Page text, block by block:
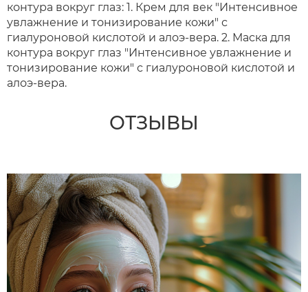
контура вокруг глаз: 1. Крем для век "Интенсивное
увлажнение и тонизирование кожи" с
гиалуроновой кислотой и алоэ-вера. 2. Маска для
контура вокруг глаз "Интенсивное увлажнение и
тонизирование кожи" с гиалуроновой кислотой и
алоэ-вера.
ОТЗЫВЫ